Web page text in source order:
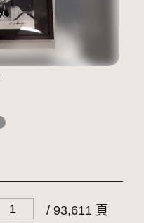
/ 93,611 頁